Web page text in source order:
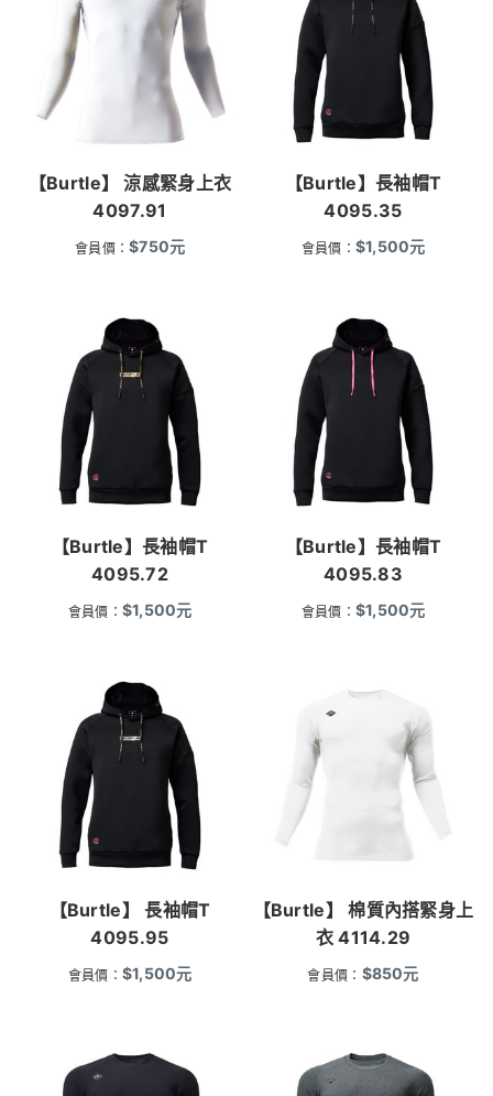
【Burtle】 涼感緊身上衣
4097.91
會員價：$750元
【Burtle】長袖帽T
4095.35
會員價： $1,500元
【Burtle】長袖帽T
4095.72
會員價： $1,500元
【Burtle】長袖帽T
4095.83
會員價： $1,500元
【Burtle】 長袖帽T
4095.95
會員價： $1,500元
【Burtle】 棉質內搭緊身上
衣 4114.29
會員價： $850元